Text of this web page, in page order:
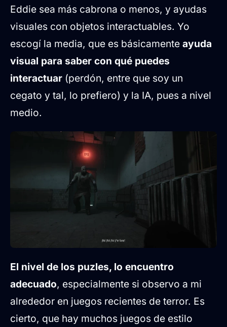
Eddie sea más cabrona o menos, y ayudas
visuales con objetos interactuables. Yo
escogí la media, que es básicamente ayuda
visual para saber con qué puedes
interactuar (perdón, entre que soy un
cegato y tal, lo prefiero) y la IA, pues a nivel
medio.
El nivel de los puzles, lo encuentro
adecuado, especialmente si observo a mi
alrededor en juegos recientes de terror. Es
cierto, que hay muchos juegos de estilo